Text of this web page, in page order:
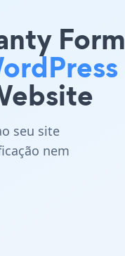
Form
seu site
nem